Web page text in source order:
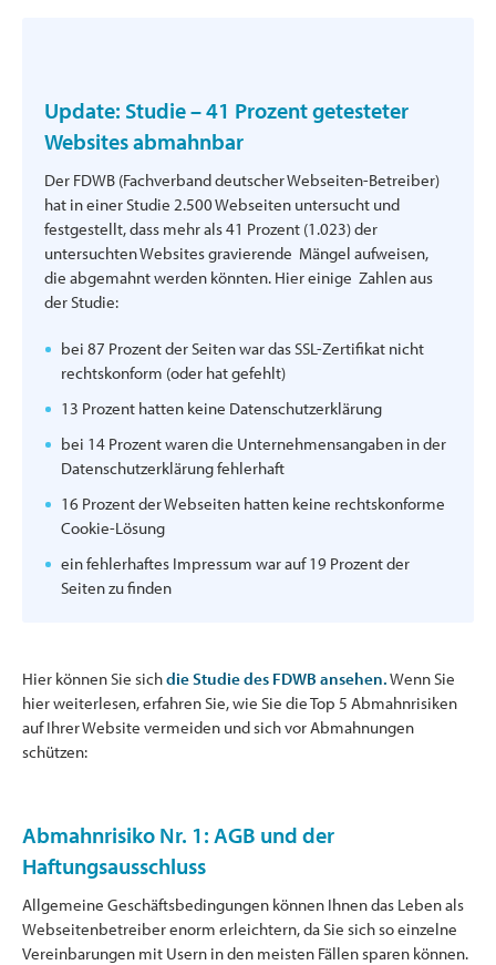
Update: Studie – 41 Prozent getesteter
Websites abmahnbar
Der FDWB (Fachverband deutscher Webseiten-Betreiber)
hat in einer Studie 2.500 Webseiten untersucht und
festgestellt, dass mehr als 41 Prozent (1.023) der
untersuchten Websites gravierende Mängel aufweisen,
die abgemahnt werden könnten. Hier einige Zahlen aus
der Studie:
bei 87 Prozent der Seiten war das SSL-Zertifikat nicht
rechtskonform (oder hat gefehlt)
13 Prozent hatten keine Datenschutzerklärung
bei 14 Prozent waren die Unternehmensangaben in der
Datenschutzerklärung fehlerhaft
16 Prozent der Webseiten hatten keine rechtskonforme
Cookie-Lösung
ein fehlerhaftes Impressum war auf 19 Prozent der
Seiten zu finden
Hier können Sie sichdie Studie des FDWB ansehen.Wenn Sie
hier weiterlesen, erfahren Sie, wie Sie die Top 5 Abmahnrisiken
auf Ihrer Website vermeiden und sich vor Abmahnungen
schützen:
Abmahnrisiko Nr. 1: AGB und der
Haftungsausschluss
Allgemeine Geschäftsbedingungen können Ihnen das Leben als
Webseitenbetreiber enorm erleichtern, da Sie sich so einzelne
Vereinbarungen mit Usern in den meisten Fällen sparen können.